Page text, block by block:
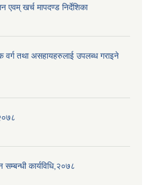
एवम् खर्च मापदण्ड निर्देशिका
वर्ग तथा असहायहरुलाई उपलब्ध गराइने
सम्बन्धी कार्यविधि,२०७८